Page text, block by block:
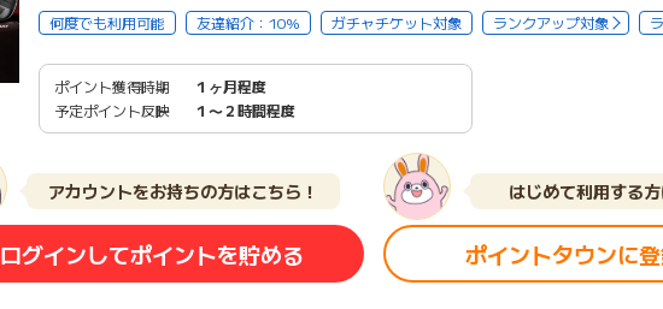
何度でも利用可能 友達紹介：10% ガチャチケット対象 ランクアップ対象
ポイント獲得時期
１ヶ月程度
予定ポイント反映
１〜２時間程度
アカウントをお持ちの方はこちら！
ログインしてポイントを貯める
はじめて利用する方
ポイントタウンに